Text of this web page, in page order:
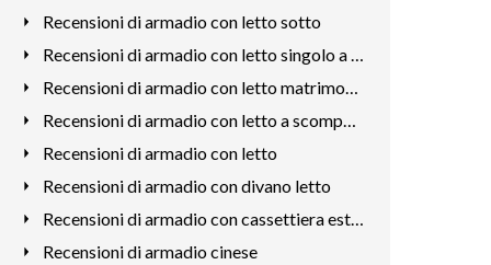
Recensioni di armadio con letto sotto
Recensioni di armadio con letto singolo a scomparsa
Recensioni di armadio con letto matrimoniale a scomparsa
Recensioni di armadio con letto a scomparsa
Recensioni di armadio con letto
Recensioni di armadio con divano letto
Recensioni di armadio con cassettiera esterna
Recensioni di armadio cinese